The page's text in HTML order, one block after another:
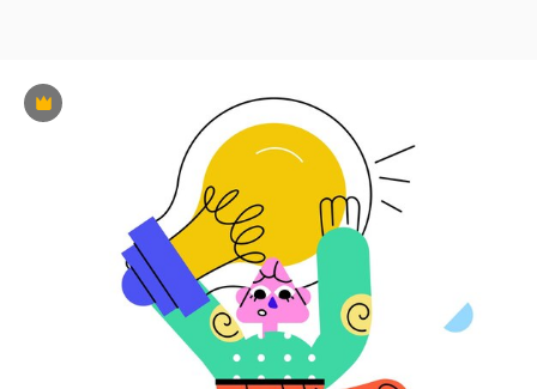
Premium